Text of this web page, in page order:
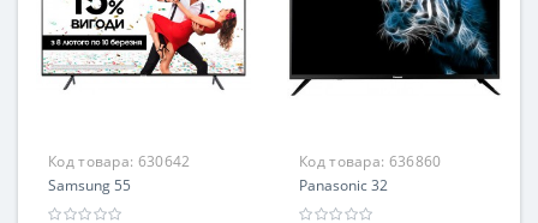
Код товара: 630642
Samsung 55
Код товара: 636860
Panasonic 32